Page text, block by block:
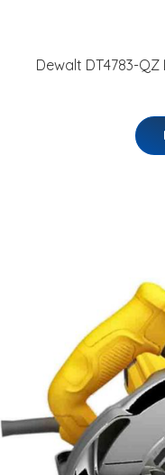
Dewalt DT4783-